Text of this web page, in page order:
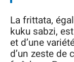
La frittata,
kuku sabzi,
et d’une
d’un zeste de